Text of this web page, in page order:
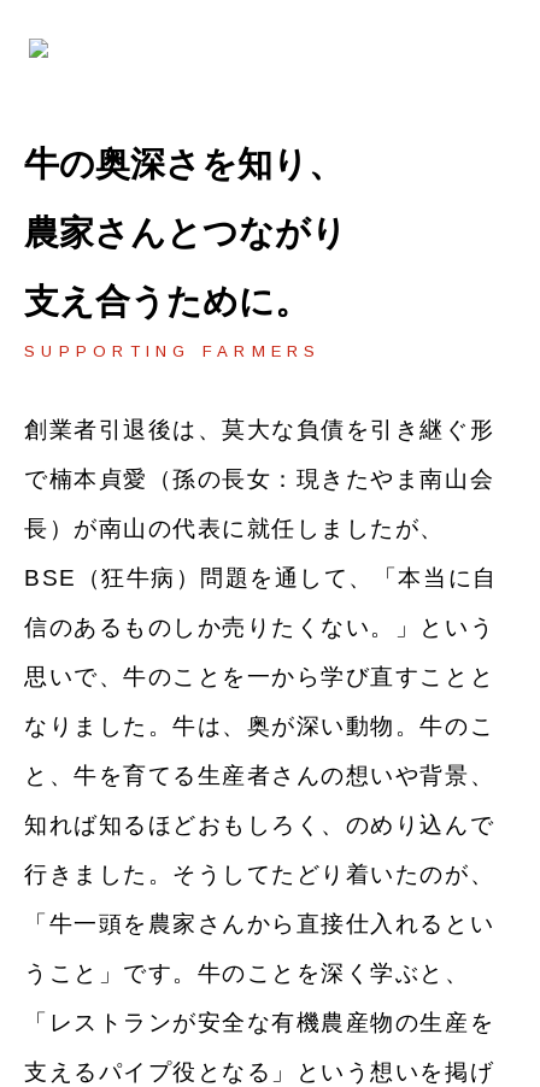
牛の奥深さを知り、
農家さんとつながり
支え合うために。
SUPPORTING FARMERS
創業者引退後は、莫大な負債を引き継ぐ形
で楠本貞愛（孫の長女：現きたやま南⼭会
⻑）が南⼭の代表に就任しましたが、
BSE（狂⽜病）問題を通して、「本当に⾃
信のあるものしか売りたくない。」という
思いで、⽜のことを⼀から学び直すことと
なりました。⽜は、奥が深い動物。⽜のこ
と、⽜を育てる⽣産者さんの想いや背景、
知れば知るほどおもしろく、のめり込んで
⾏きました。そうしてたどり着いたのが、
「⽜⼀頭を農家さんから直接仕⼊れるとい
うこと」です。⽜のことを深く学ぶと、
「レストランが安全な有機農産物の⽣産を
⽀えるパイプ役となる」という想いを掲げ